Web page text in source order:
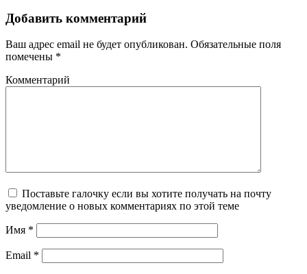
Добавить комментарий
Ваш адрес email не будет опубликован. Обязательные поля
помечены *
Комментарий
Поставьте галочку если вы хотите получать на почту
уведомление о новых комментариях по этой теме
Имя *
Email *